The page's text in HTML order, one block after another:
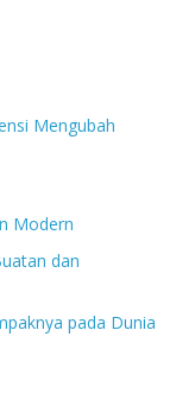
Mengubah
Modern
dan
pada Dunia